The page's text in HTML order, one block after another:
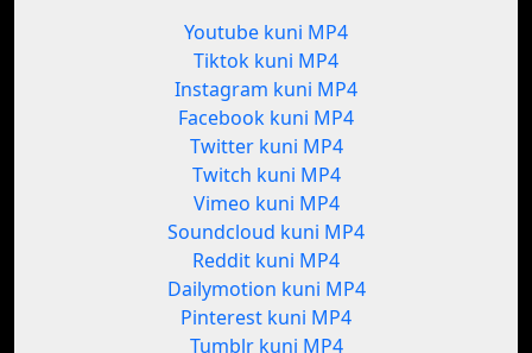
Youtube kuni MP4
Tiktok kuni MP4
Instagram kuni MP4
Facebook kuni MP4
Twitter kuni MP4
Twitch kuni MP4
Vimeo kuni MP4
Soundcloud kuni MP4
Reddit kuni MP4
Dailymotion kuni MP4
Pinterest kuni MP4
Tumblr kuni MP4